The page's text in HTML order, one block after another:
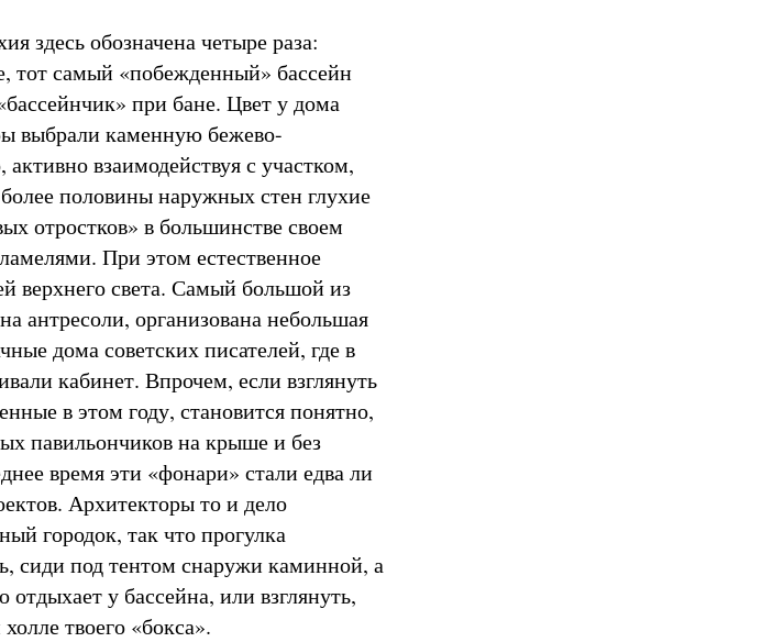
здесь обозначена четыре раза:
тот самый «побежденный» бассейн
при бане. Цвет у дома
выбрали каменную бежево-
взаимодействуя с участком,
половины наружных стен глухие
отростков» в большинстве своем
При этом естественное
верхнего света. Самый большой из
антресоли, организована небольшая
дома советских писателей, где в
кабинет. Впрочем, если взглянуть
в этом году, становится понятно,
павильончиков на крыше и без
время эти «фонари» стали едва ли
Архитекторы то и дело
городок, так что прогулка
сиди под тентом снаружи каминной, а
у бассейна, или взглянуть,
твоего «бокса».